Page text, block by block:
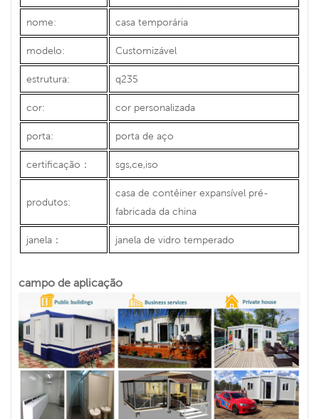
nome: casa temporária
modelo: Customizável
estrutura: q235
cor: cor personalizada
porta: porta de aço
certificação ： sgs,ce,iso
produtos:
casa de contêiner expansível pré-
fabricada da china
janela ： janela de vidro temperado
campo de aplicação